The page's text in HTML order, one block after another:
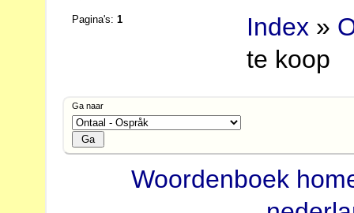
Pagina's:1 Index »
te koop
Ga naar
Woordenboek